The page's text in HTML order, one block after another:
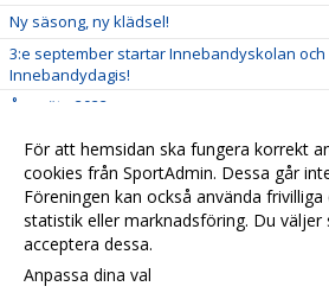
Ny säsong, ny klädsel!
3:e september startar Innebandyskolan och
Innebandydagis!
Årsmöte 2022.
GDC 2022 inställt
Klubbhuset och Craft nya
Besök vår klubbshop
För att hemsidan ska fungera korrekt
cookies från SportAdmin. Dessa går
Föreningen kan också använda
statistik eller marknadsföring. Du väljer
acceptera dessa.
Anpassa dina val